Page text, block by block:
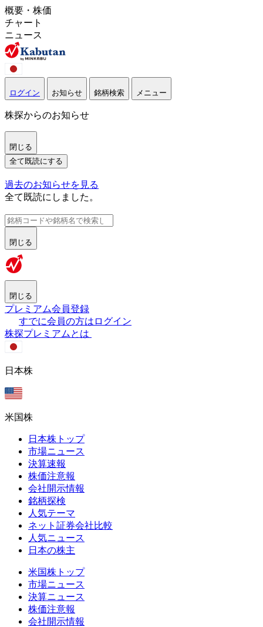
概要・株価
チャート
ニュース
ログイン お知らせ 銘柄検索 メニュー
株探からのお知らせ
閉じる
全て既読にする
過去のお知らせを見る
全て既読にしました。
閉じる
閉じる
プレミアム会員登録
すでに会員の方はログイン
株探プレミアムとは
日本株
米国株
日本株トップ
市場ニュース
決算速報
株価注意報
会社開示情報
銘柄探検
人気テーマ
ネット証券会社比較
人気ニュース
日本の株主
米国株トップ
市場ニュース
決算ニュース
株価注意報
会社開示情報